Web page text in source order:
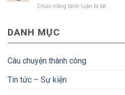
động
hoàn
CAD
Mức
Chức năng bình luận bị tắtở
DANH MỤC
Câu chuyện thành công
Tin tức – Sự kiện